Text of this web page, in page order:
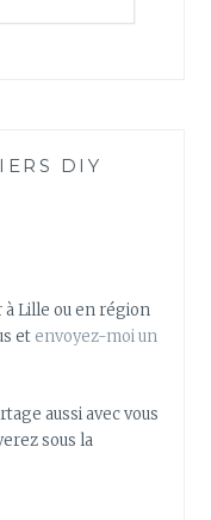
DIY
à Lille ou en région
et envoyez-moi un
aussi avec vous
sous la